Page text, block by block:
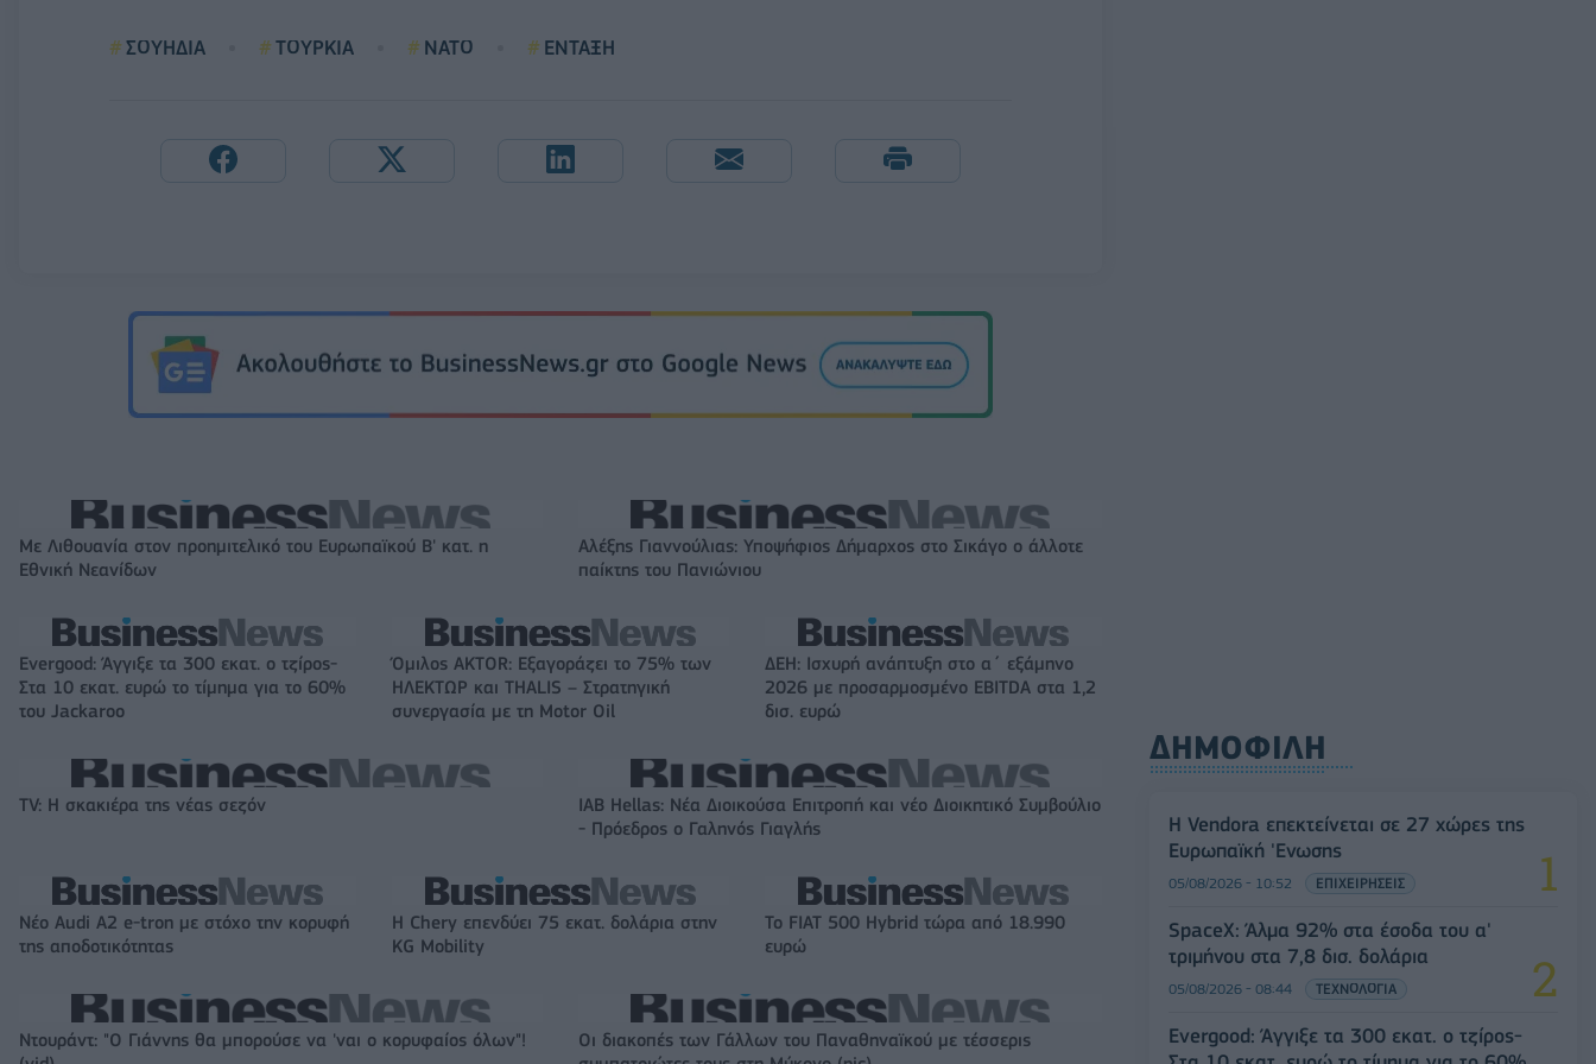
ΣΟΥΗΔΙΑ ΤΟΥΡΚΙΑ ΝΑΤΟ ΕΝΤΑΞΗ
Με Λιθουανία στον προημιτελικό του Ευρωπαϊκού Β' κατ. η
Εθνική Νεανίδων
Αλέξης Γιαννούλιας: Υποψήφιος Δήμαρχος στο Σικάγο ο άλλοτε
παίκτης του Πανιώνιου
Evergood: Άγγιξε τα 300 εκατ. ο τζίρος-
Στα 10 εκατ. ευρώ το τίμημα για το 60%
του Jackaroo
Όμιλος AKTOR: Εξαγοράζει το 75% των
ΗΛΕΚΤΩΡ και THALIS – Στρατηγική
συνεργασία με τη Motor Oil
ΔΕΗ: Ισχυρή ανάπτυξη στο α΄ εξάμηνο
2026 με προσαρμοσμένο EBITDA στα 1,2
δισ. ευρώ
TV: Η σκακιέρα της νέας σεζόν
IAB Hellas: Νέα Διοικούσα Επιτροπή και νέο Διοικητικό Συμβούλιο
- Πρόεδρος ο Γαληνός Γιαγλής
Νέο Audi A2 e-tron με στόχο την κορυφή
της αποδοτικότητας
Η Chery επενδύει 75 εκατ. δολάρια στην
KG Mobility
Το FIAT 500 Hybrid τώρα από 18.990
ευρώ
Ντουράντ: "Ο Γιάννης θα μπορούσε να 'ναι ο κορυφαίος όλων"!
Οι διακοπές των Γάλλων του Παναθηναϊκού με τέσσερις
ΔΗΜΟΦΙΛΗ
Η Vendora επεκτείνεται σε 27 χώρες της
Ευρωπαϊκή 'Ενωσης
05/08/2026 - 10:52 ΕΠΙΧΕΙΡΗΣΕΙΣ
SpaceX: Άλμα 92% στα έσοδα του α'
τριμήνου στα 7,8 δισ. δολάρια
05/08/2026 - 08:44 ΤΕΧΝΟΛΟΓΙΑ
Evergood: Άγγιξε τα 300 εκατ. ο τζίρος-